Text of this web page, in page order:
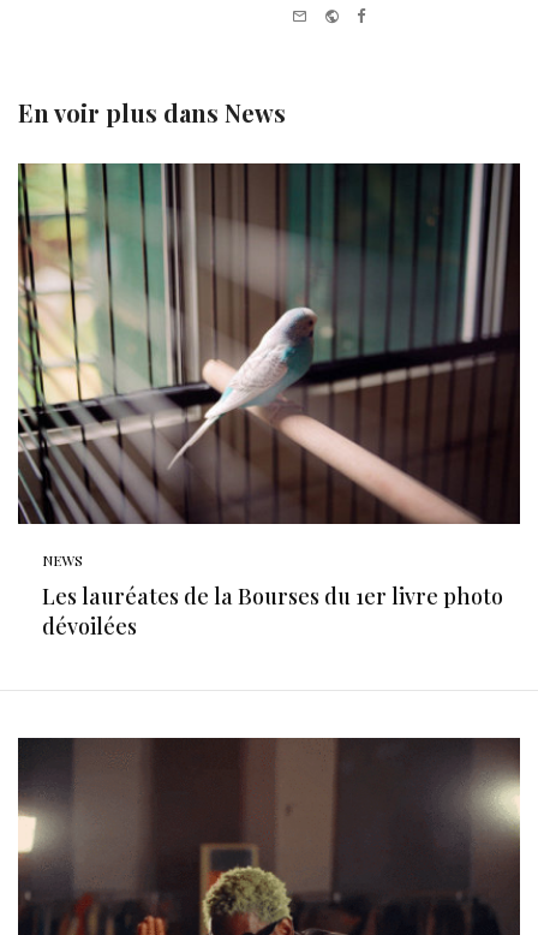
Website
Facebook
En voir plus dans News
NEWS
Les lauréates de la Bourses du 1er livre photo
dévoilées